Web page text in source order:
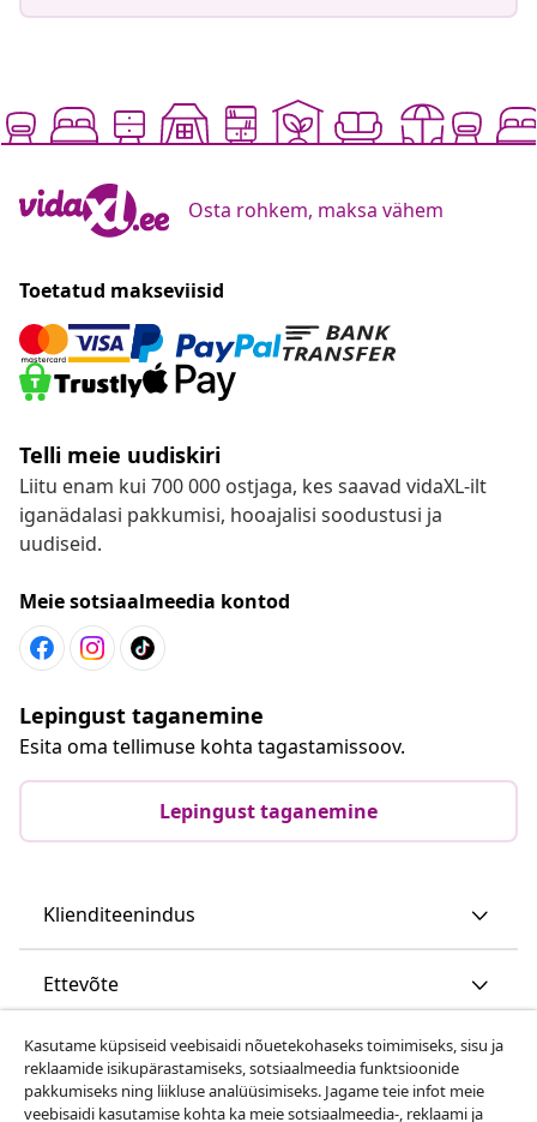
Osta rohkem, maksa vähem
Toetatud makseviisid
Telli meie uudiskiri
Liitu enam kui 700 000 ostjaga, kes saavad vidaXL-ilt
iganädalasi pakkumisi, hooajalisi soodustusi ja
uudiseid.
Meie sotsiaalmeedia kontod
Lepingust taganemine
Esita oma tellimuse kohta tagastamissoov.
Lepingust taganemine
Klienditeenindus
Ettevõte
vidaXL
Kasutame küpsiseid veebisaidi nõuetekohaseks toimimiseks, sisu ja
reklaamide isikupärastamiseks, sotsiaalmeedia funktsioonide
pakkumiseks ning liikluse analüüsimiseks. Jagame teie infot meie
veebisaidi kasutamise kohta ka meie sotsiaalmeedia-, reklaami ja